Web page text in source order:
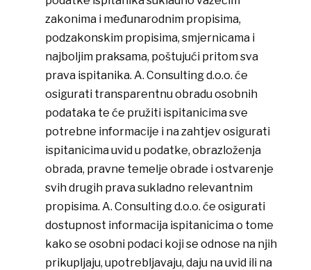
zakonima i međunarodnim propisima,
podzakonskim propisima, smjernicama i
najboljim praksama, poštujući pritom sva
prava ispitanika. A. Consulting d.o.o. će
osigurati transparentnu obradu osobnih
podataka te će pružiti ispitanicima sve
potrebne informacije i na zahtjev osigurati
ispitanicima uvid u podatke, obrazloženja
obrada, pravne temelje obrade i ostvarenje
svih drugih prava sukladno relevantnim
propisima. A. Consulting d.o.o. će osigurati
dostupnost informacija ispitanicima o tome
kako se osobni podaci koji se odnose na njih
prikupljaju, upotrebljavaju, daju na uvid ili na